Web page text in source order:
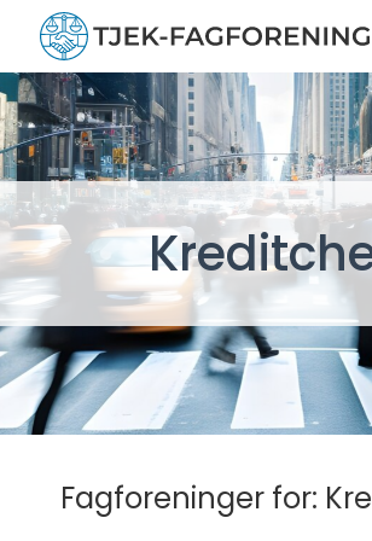
Fagforeninger for: